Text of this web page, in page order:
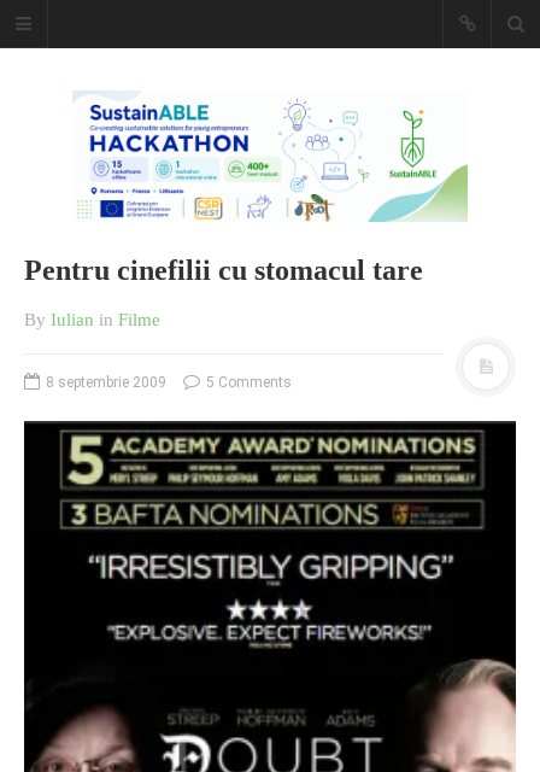
Caiet de
insemnari
DESCARCĂ!
O poveste in care sexul se
cinismul cu idealismul si
poezia cu umorul.
Pentru cinefilii cu stomacul tare
By Iulian in Filme
8 septembrie 2009 5 Comments